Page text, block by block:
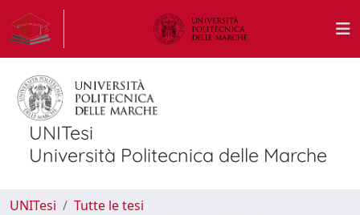
UNITesi
Università Politecnica delle Marche
UNITesi
Tutte le tesi